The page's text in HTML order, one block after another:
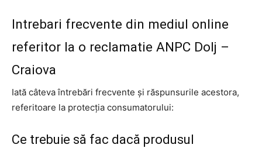
Intrebari frecvente din mediul online
referitor la o reclamatie ANPC Dolj –
Craiova
Iată câteva întrebări frecvente și răspunsurile acestora,
referitoare la protecția consumatorului:
Ce trebuie să fac dacă produsul